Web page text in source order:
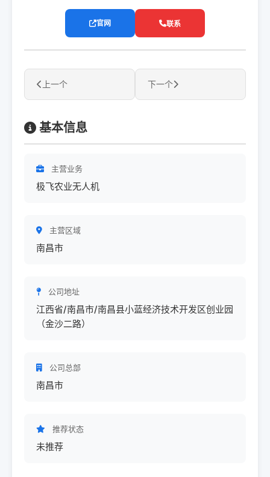
官网 联系
上一个 下一个
基本信息
主营业务
极飞农业无人机
主营区域
南昌市
公司地址
江西省/南昌市/南昌县小蓝经济技术开发区创业园
（金沙二路）
公司总部
南昌市
推荐状态
未推荐